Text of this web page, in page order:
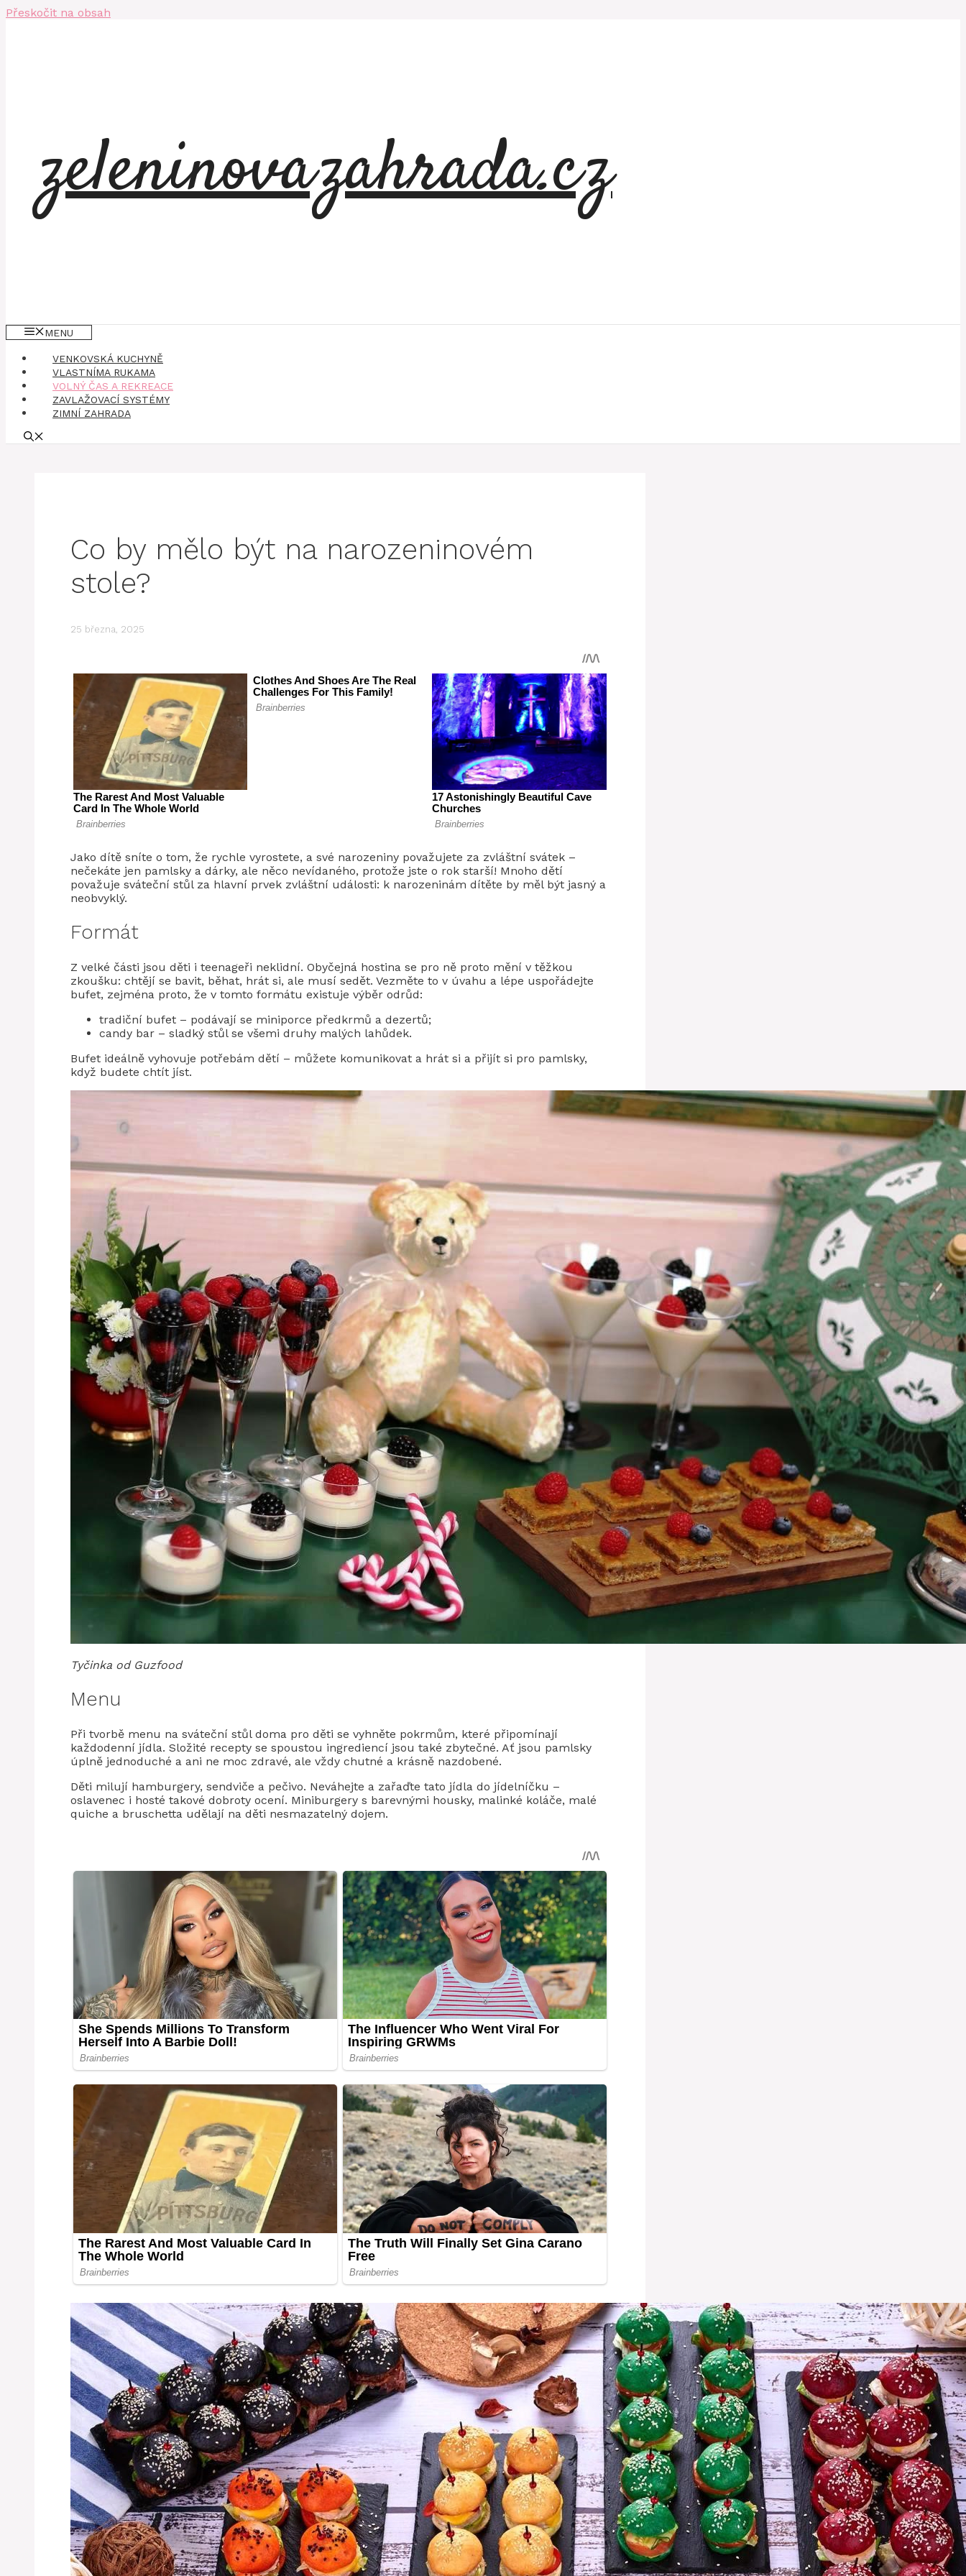
Přeskočit na obsah
zeleninovazahrada.cz
MENU
VENKOVSKÁ KUCHYNĚ
VLASTNÍMA RUKAMA
VOLNÝ ČAS A REKREACE
ZAVLAŽOVACÍ SYSTÉMY
ZIMNÍ ZAHRADA
Co by mělo být na narozeninovém
stole?
25 března, 2025
Jako dítě sníte o tom, že rychle vyrostete, a své narozeniny považujete za zvláštní svátek –
nečekáte jen pamlsky a dárky, ale něco nevídaného, ​​protože jste o rok starší! Mnoho dětí
považuje sváteční stůl za hlavní prvek zvláštní události: k narozeninám dítěte by měl být jasný a
neobvyklý.
Formát
Z velké části jsou děti i teenageři neklidní. Obyčejná hostina se pro ně proto mění v těžkou
zkoušku: chtějí se bavit, běhat, hrát si, ale musí sedět. Vezměte to v úvahu a lépe uspořádejte
bufet, zejména proto, že v tomto formátu existuje výběr odrůd:
tradiční bufet – podávají se miniporce předkrmů a dezertů;
candy bar – sladký stůl se všemi druhy malých lahůdek.
Bufet ideálně vyhovuje potřebám dětí – můžete komunikovat a hrát si a přijít si pro pamlsky,
když budete chtít jíst.
Tyčinka od Guzfood
Menu
Při tvorbě menu na sváteční stůl doma pro děti se vyhněte pokrmům, které připomínají
každodenní jídla. Složité recepty se spoustou ingrediencí jsou také zbytečné. Ať jsou pamlsky
úplně jednoduché a ani ne moc zdravé, ale vždy chutné a krásně nazdobené.
Děti milují hamburgery, sendviče a pečivo. Neváhejte a zařaďte tato jídla do jídelníčku –
oslavenec i hosté takové dobroty ocení. Miniburgery s barevnými housky, malinké koláče, malé
quiche a bruschetta udělají na děti nesmazatelný dojem.